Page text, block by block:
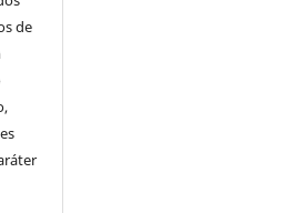
de